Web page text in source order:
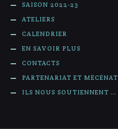
SAISON 2022-23
ATELIERS
CALENDRIER
EN SAVOIR PLUS
CONTACTS
PARTENARIAT ET MÉCÉNAT
ILS NOUS SOUTIENNENT …